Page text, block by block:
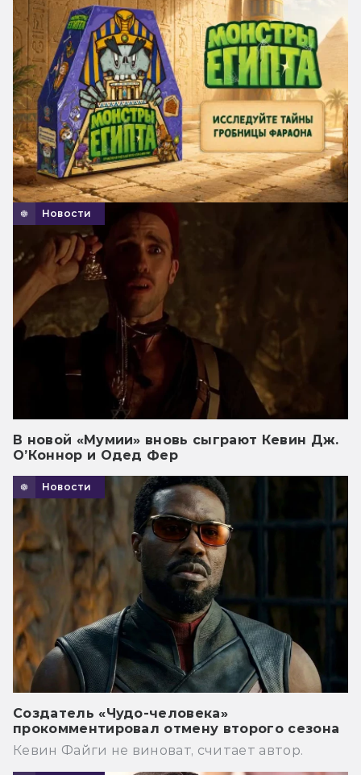
Новости
В новой «Мумии» вновь сыграют Кевин Дж.
О’Коннор и Одед Фер
Новости
Создатель «Чудо-человека»
прокомментировал отмену второго сезона
Кевин Файги не виноват, считает автор.